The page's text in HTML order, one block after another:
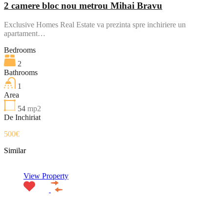
2 camere bloc nou metrou Mihai Bravu
Exclusive Homes Real Estate va prezinta spre inchiriere un
apartament…
Bedrooms
2
Bathrooms
1
Area
54 mp2
De Inchiriat
500€
Similar
View Property